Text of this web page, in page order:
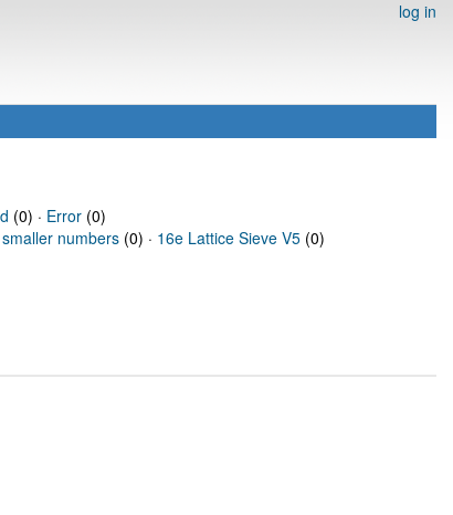
log in
(0) · Error(0)
numbers (0) · 16e Lattice Sieve V5 (0)